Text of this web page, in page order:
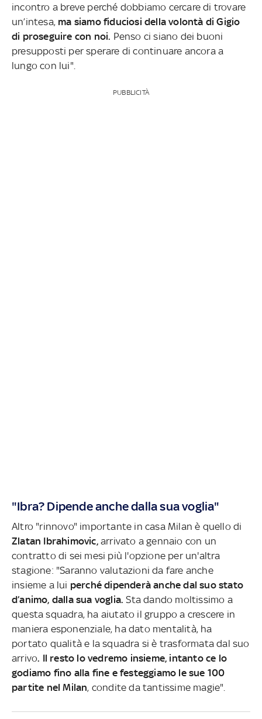
incontro a breve perché dobbiamo cercare di trovare
un’intesa, ma siamo fiduciosi della volontà di Gigio
di proseguire con noi. Penso ci siano dei buoni
presupposti per sperare di continuare ancora a
lungo con lui".
PUBBLICITÀ
"Ibra? Dipende anche dalla sua voglia"
Altro "rinnovo" importante in casa Milan è quello di
Zlatan Ibrahimovic,arrivato a gennaio con un
contratto di sei mesi più l'opzione per un'altra
stagione: "Saranno valutazioni da fare anche
insieme a lui perché dipenderà anche dal suo stato
d’animo, dalla sua voglia. Sta dando moltissimo a
questa squadra, ha aiutato il gruppo a crescere in
maniera esponenziale, ha dato mentalità, ha
portato qualità e la squadra si è trasformata dal suo
arrivo. Il resto lo vedremo insieme, intanto ce lo
godiamo fino alla fine e festeggiamo le sue 100
partite nel Milan, condite da tantissime magie".